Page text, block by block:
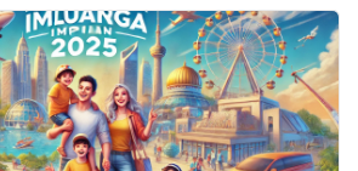
langkah yang jelas untuk
panjang. Hal ini
untuk bekerja secara terstruktur